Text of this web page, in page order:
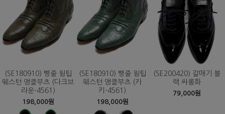
(SE180910) 삥줄 윙팁
웨스턴 앵클부츠 (다크브
라운-4561)
198,000원
(SE180910) 삥줄 윙팁
웨스턴 앵클부츠 (카
키-4561)
198,000원
(SE200420) 갈매기 블
랙 싸롱화
79,000원